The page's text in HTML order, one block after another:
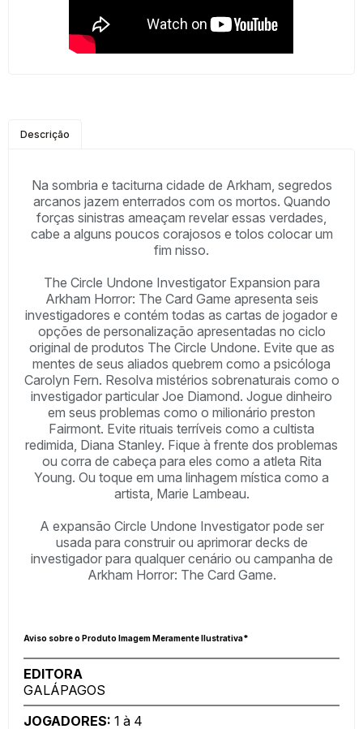
Descrição
Na sombria e taciturna cidade de Arkham, segredos
arcanos jazem enterrados com os mortos. Quando
forças sinistras ameaçam revelar essas verdades,
cabe a alguns poucos corajosos e tolos colocar um
fim nisso.
The Circle Undone Investigator Expansion para
Arkham Horror: The Card Game apresenta seis
investigadores e contém todas as cartas de jogador e
opções de personalização apresentadas no ciclo
original de produtos The Circle Undone. Evite que as
mentes de seus aliados quebrem como a psicóloga
Carolyn Fern. Resolva mistérios sobrenaturais como o
investigador particular Joe Diamond. Jogue dinheiro
em seus problemas como o milionário preston
Fairmont. Evite rituais terríveis como a cultista
redimida, Diana Stanley. Fique à frente dos problemas
ou corra de cabeça para eles como a atleta Rita
Young. Ou toque em uma linhagem mística como a
artista, Marie Lambeau.
A expansão Circle Undone Investigator pode ser
usada para construir ou aprimorar decks de
investigador para qualquer cenário ou campanha de
Arkham Horror: The Card Game.
Aviso sobre o Produto Imagem Meramente Ilustrativa*
EDITORA
GALÁPAGOS
JOGADORES: 1 à 4